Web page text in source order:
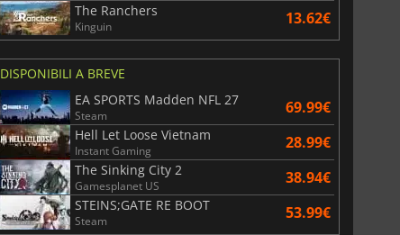
The Ranchers
Kinguin 13.62€
DISPONIBILI A BREVE
EA SPORTS Madden NFL 27
Steam 69.99€
Hell Let Loose Vietnam
Instant Gaming 28.99€
The Sinking City 2
Gamesplanet US 38.94€
STEINS;GATE RE BOOT
Steam 53.99€